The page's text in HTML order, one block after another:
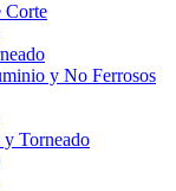
Corte
y No Ferrosos
y Torneado